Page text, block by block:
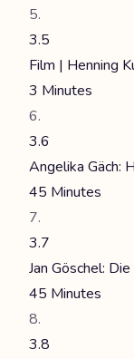
3.5
Film | Henning
3 Minutes
3.6
Angelika Gäch:
45 Minutes
3.7
Jan Göschel:
45 Minutes
3.8